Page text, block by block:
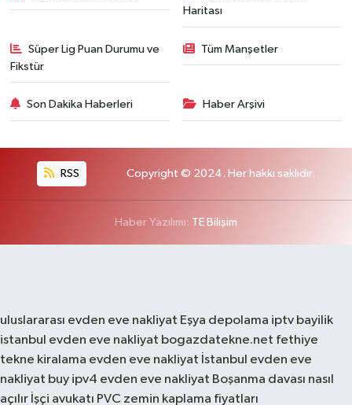
Haritası
Süper Lig Puan Durumu ve
Fikstür
Tüm Manşetler
Son Dakika Haberleri Haber Arşivi
RSS Copyright © 2024. Her hakkı saklıdır.
Haber Yazılımı: TE Bilişim
uluslararası evden eve nakliyat Eşya depolama iptv bayilik
istanbul evden eve nakliyat bogazdatekne.net fethiye
tekne kiralama evden eve nakliyat İstanbul evden eve
nakliyat buy ipv4 evden eve nakliyat Boşanma davası nasıl
açılır İşçi avukatı PVC zemin kaplama fiyatları